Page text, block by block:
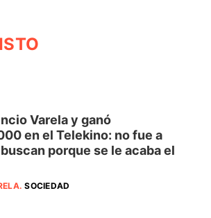
Varela y ganó
en el Telekino: no fue a
porque se le acaba el
.SOCIEDAD